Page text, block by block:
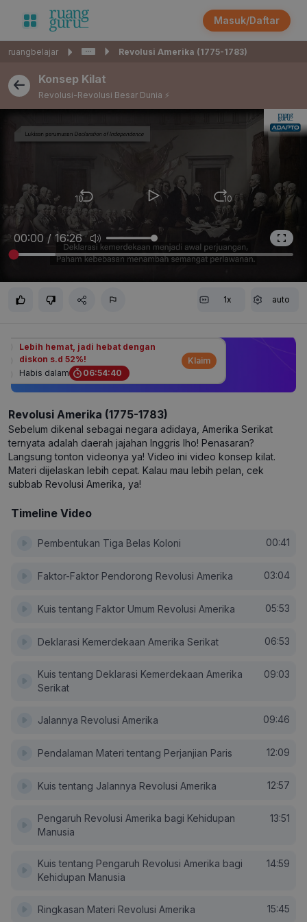
Masuk/Daftar
ruangbelajar Revolusi Amerika (1775-1783)
Konsep Kilat
Revolusi-Revolusi Besar Dunia ⚡️
10 10
00:00 / 16:26
1x auto
Lebih hemat, jadi hebat dengan
diskon s.d 52%!
Habis dalam
06:54:40
Klaim
Revolusi Amerika (1775-1783)
Sebelum dikenal sebagai negara adidaya, Amerika Serikat
ternyata adalah daerah jajahan Inggris lho! Penasaran?
Langsung tonton videonya ya! Video ini video konsep kilat.
Materi dijelaskan lebih cepat. Kalau mau lebih pelan, cek
subbab Revolusi Amerika, ya!
Timeline Video
Pembentukan Tiga Belas Koloni 00:41
Faktor-Faktor Pendorong Revolusi Amerika 03:04
Kuis tentang Faktor Umum Revolusi Amerika 05:53
Deklarasi Kemerdekaan Amerika Serikat 06:53
Kuis tentang Deklarasi Kemerdekaan Amerika
Serikat
09:03
Jalannya Revolusi Amerika 09:46
Pendalaman Materi tentang Perjanjian Paris 12:09
Kuis tentang Jalannya Revolusi Amerika 12:57
Pengaruh Revolusi Amerika bagi Kehidupan
Manusia
13:51
Kuis tentang Pengaruh Revolusi Amerika bagi
Kehidupan Manusia
14:59
Ringkasan Materi Revolusi Amerika 15:45